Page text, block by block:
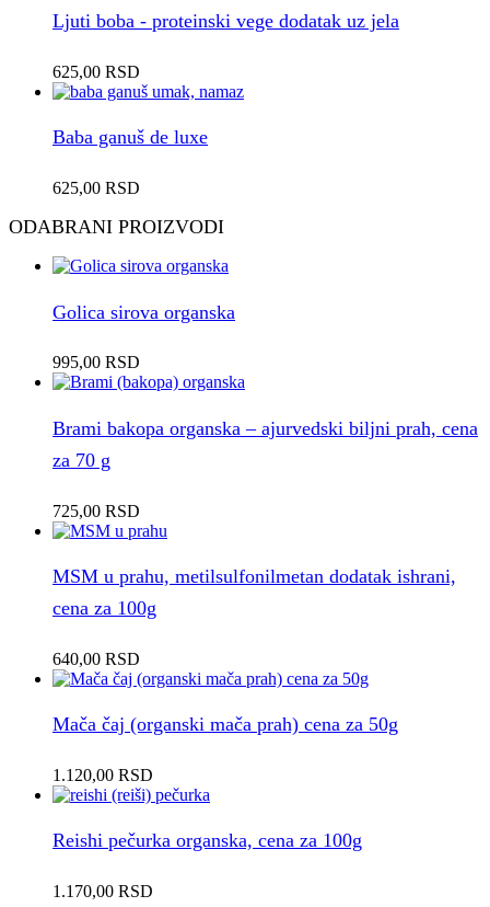
Ljuti boba - proteinski vege dodatak uz jela
625,00 RSD
Baba ganuš de luxe
625,00 RSD
ODABRANI PROIZVODI
Golica sirova organska
995,00 RSD
Brami bakopa organska – ajurvedski biljni prah, cena
za 70 g
725,00 RSD
MSM u prahu, metilsulfonilmetan dodatak ishrani,
cena za 100g
640,00 RSD
Mača čaj (organski mača prah) cena za 50g
1.120,00 RSD
Reishi pečurka organska, cena za 100g
1.170,00 RSD